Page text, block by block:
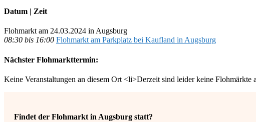
Datum | Zeit
Flohmarkt am 24.03.2024 in Augsburg
08:30 bis 16:00 Flohmarkt am Parkplatz bei Kaufland in Augsburg
Nächster Flohmarkttermin:
Keine Veranstaltungen an diesem Ort <li>Derzeit sind leider keine
Findet der Flohmarkt in Augsburg statt?